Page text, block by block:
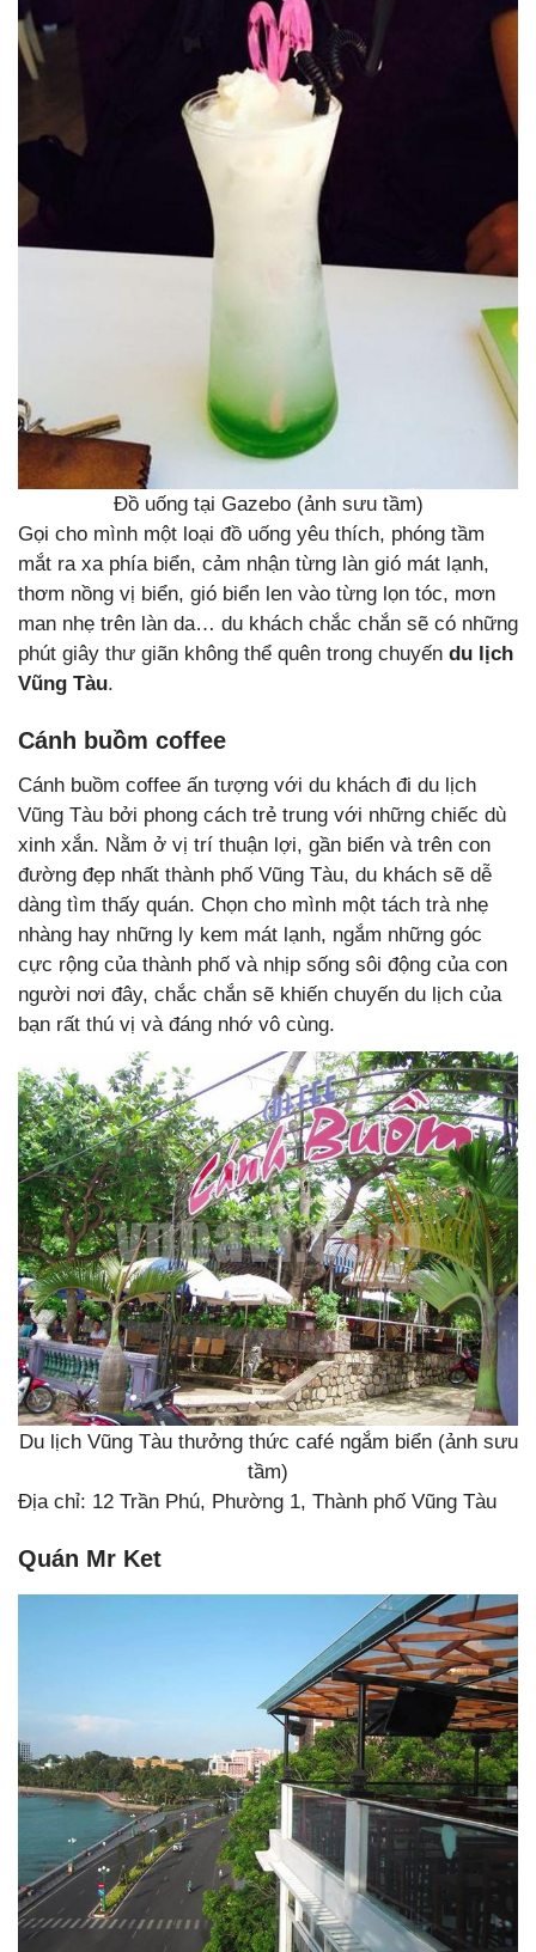
Đồ uống tại Gazebo (ảnh sưu tầm)
Gọi cho mình một loại đồ uống yêu thích, phóng tầm
mắt ra xa phía biển, cảm nhận từng làn gió mát lạnh,
thơm nồng vị biển, gió biển len vào từng lọn tóc, mơn
man nhẹ trên làn da… du khách chắc chắn sẽ có những
phút giây thư giãn không thể quên trong chuyến du lịch
Vũng Tàu.
Cánh buồm coffee
Cánh buồm coffee ấn tượng với du khách đi du lịch
Vũng Tàu bởi phong cách trẻ trung với những chiếc dù
xinh xắn. Nằm ở vị trí thuận lợi, gần biển và trên con
đường đẹp nhất thành phố Vũng Tàu, du khách sẽ dễ
dàng tìm thấy quán. Chọn cho mình một tách trà nhẹ
nhàng hay những ly kem mát lạnh, ngắm những góc
cực rộng của thành phố và nhịp sống sôi động của con
người nơi đây, chắc chắn sẽ khiến chuyến du lịch của
bạn rất thú vị và đáng nhớ vô cùng.
Du lịch Vũng Tàu thưởng thức café ngắm biển (ảnh sưu
tầm)
Địa chỉ: 12 Trần Phú, Phường 1, Thành phố Vũng Tàu
Quán Mr Ket